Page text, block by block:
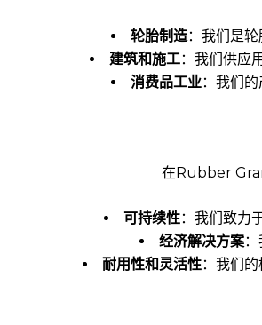
轮胎制造：我们是
建筑和施工：我们供应
消费品工业：我们
在Rubber
可持续性：我们致力
经济解决方案
耐用性和灵活性：我们